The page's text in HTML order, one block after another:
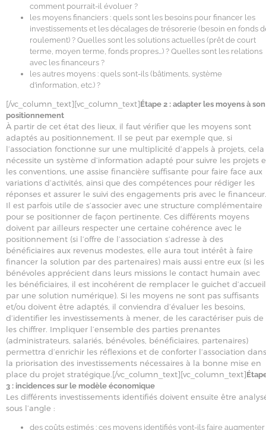
comment pourrait-il évoluer ?
les moyens financiers : quels sont les besoins pour financer les
investissements et les décalages de trésorerie (besoin en fonds
roulement) ? Quelles sont les solutions actuelles (prêt de court
terme, moyen terme, fonds propres…) ? Quelles sont les relations
avec les financeurs ?
les autres moyens : quels sont-ils (bâtiments, système
d’information, etc.) ?
[/vc_column_text][vc_column_text]Étape 2 : adapter les moyens à son
positionnement
À partir de cet état des lieux, il faut vérifier que les moyens sont
adaptés au positionnement. Il se peut par exemple que, si
l’association fonctionne sur une multiplicité d’appels à projets, cela
nécessite un système d’information adapté pour suivre les projets
les conventions, une assise financière suffisante pour faire face aux
variations d’activités, ainsi que des compétences pour rédiger les
réponses et assurer le suivi des engagements pris avec le financeur.
Il est parfois utile de s’associer avec une structure complémentaire
pour se positionner de façon pertinente. Ces différents moyens
doivent par ailleurs respecter une certaine cohérence avec le
positionnement (si l’offre de l’association s’adresse à des
bénéficiaires aux revenus modestes, elle aura tout intérêt à faire
financer la solution par des partenaires) mais aussi entre eux (si les
bénévoles apprécient dans leurs missions le contact humain avec
les bénéficiaires, il est incohérent de remplacer le guichet d’accueil
par une solution numérique). Si les moyens ne sont pas suffisants
et/ou doivent être adaptés, il conviendra d’évaluer les besoins,
d’identifier les investissements à mener, de les caractériser puis de
les chiffrer. Impliquer l’ensemble des parties prenantes
(administrateurs, salariés, bénévoles, bénéficiaires, partenaires)
permettra d’enrichir les réflexions et de conforter l’association dans
la priorisation des investissements nécessaires à la bonne mise en
place du projet stratégique.[/vc_column_text][vc_column_text]
3 : incidences sur le modèle économique
Les différents investissements identifiés doivent ensuite être
sous l’angle :
des coûts estimés : ces moyens identifiés vont-ils faire augmenter